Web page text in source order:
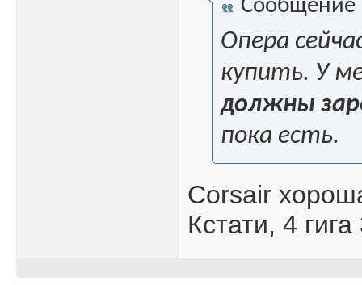
Сообщение
Опера
купить. У
должны
пока есть.
Corsair
Кстати, 4